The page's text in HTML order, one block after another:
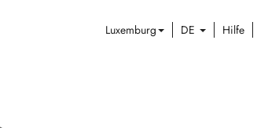
Luxemburg DE Hilfe